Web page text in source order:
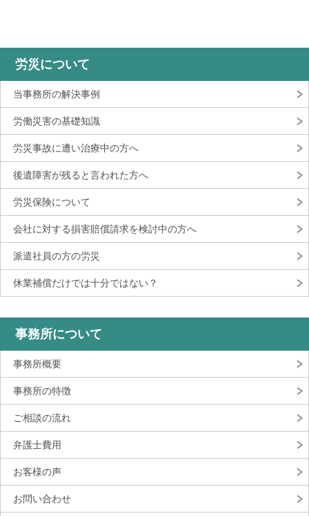
労災について
当事務所の解決事例
労働災害の基礎知識
労災事故に遭い治療中の方へ
後遺障害が残ると言われた方へ
労災保険について
会社に対する損害賠償請求を検討中の方へ
派遣社員の方の労災
休業補償だけでは十分ではない？
事務所について
事務所概要
事務所の特徴
ご相談の流れ
弁護士費用
お客様の声
お問い合わせ